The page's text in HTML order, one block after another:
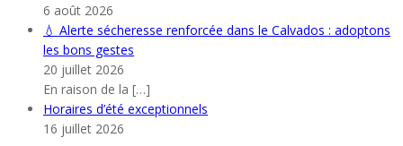
6 août 2026
💧 Alerte sécheresse renforcée dans le Calvados : adoptons
les bons gestes
20 juillet 2026
En raison de la […]
Horaires d’été exceptionnels
16 juillet 2026